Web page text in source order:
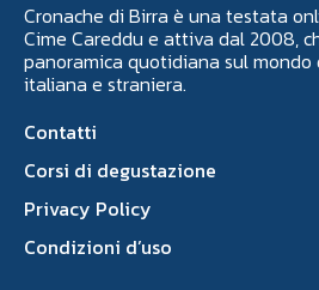
Cronache di Birra è una testata
Cime Careddu e attiva dal 2008,
panoramica quotidiana sul
italiana e straniera.
Contatti
Corsi di degustazione
Privacy Policy
Condizioni d’uso